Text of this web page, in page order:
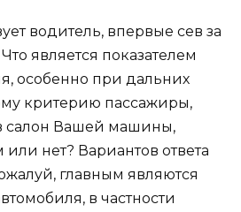
водитель, впервые сев за
является показателем
особенно при дальних
критерию пассажиры,
салон Вашей машины,
нет? Вариантов ответа
главным являются
в частности